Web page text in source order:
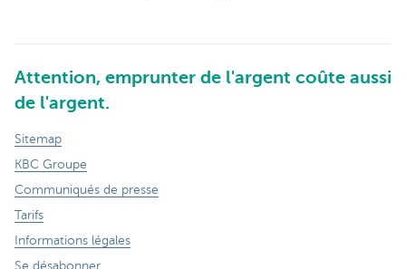
Attention, emprunter de l'argent coûte aussi
de l'argent.
Sitemap
KBC Groupe
Communiqués de presse
Tarifs
Informations légales
Se désabonner